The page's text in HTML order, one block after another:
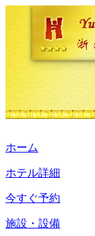
ホーム
ホテル詳細
今すぐ予約
施設・設備